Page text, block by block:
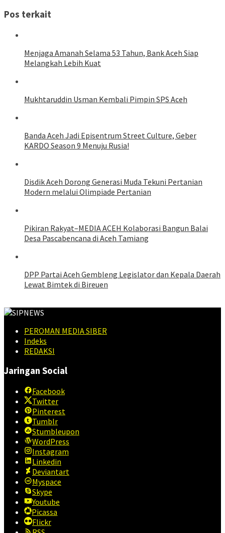
Pos terkait
Menjaga Amanah Selama 53 Tahun, Bank Aceh Siap
Melangkah Lebih Kuat
Mukhtaruddin Usman Kembali Pimpin SPS Aceh
Banda Aceh Jadi Episentrum Street Culture, Geber
KARDO Season 9 Menuju Rusia!
Disdik Aceh Dorong Generasi Muda Tekuni Pertanian
Modern melalui Olimpiade Pertanian
Pikiran Rakyat–MEDIA ACEH Kolaborasi Bangun Balai
Desa Pascabencana di Aceh Tamiang
DPP Partai Aceh Gembleng Legislator dan Kepala Daerah
Lewat Bimtek di Bireuen
PEROMAN MEDIA SIBER
Indeks
REDAKSI
Jaringan Social
Facebook
Twitter
Pinterest
Tumblr
Stumbleupon
WordPress
Instagram
Linkedin
Deviantart
Myspace
Skype
Youtube
Picassa
Flickr